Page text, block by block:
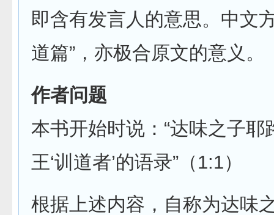
即含有发言人的意思。中文
道篇”，亦极合原文的意义。
作者问题
本书开始时说：“达味之子耶
王‘训道者’的语录”（1:1）
根据上述内容，自称为达味